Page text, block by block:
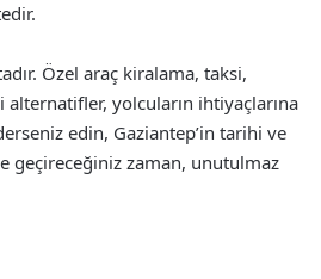
Özel araç kiralama, taksi,
yolcuların ihtiyaçlarına
edin, Gaziantep’in tarihi ve
geçireceğiniz zaman, unutulmaz